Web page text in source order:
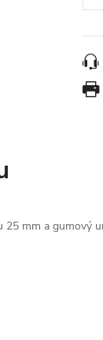
mm a gumový